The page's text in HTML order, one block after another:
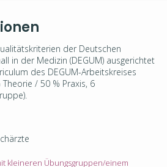
der Deutschen
in der Medizin (DEGUM) ausgerichtet
des DEGUM-Arbeitskreises
Theorie / 50 % Praxis, 6
kleineren Übungsgruppen/einem